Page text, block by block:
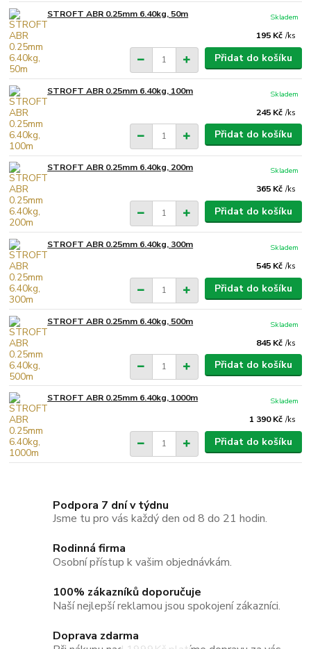
STROFT ABR 0.25mm 6.40kg, 50m
195 Kč /ks
Skladem
Přidat do košíku
STROFT ABR 0.25mm 6.40kg, 100m
245 Kč /ks
Skladem
Přidat do košíku
STROFT ABR 0.25mm 6.40kg, 200m
365 Kč /ks
Skladem
Přidat do košíku
STROFT ABR 0.25mm 6.40kg, 300m
545 Kč /ks
Skladem
Přidat do košíku
STROFT ABR 0.25mm 6.40kg, 500m
845 Kč /ks
Skladem
Přidat do košíku
STROFT ABR 0.25mm 6.40kg, 1000m
1 390 Kč /ks
Skladem
Přidat do košíku
Podpora 7 dní v týdnu
Jsme tu pro vás každý den od 8 do 21 hodin.
Rodinná firma
Osobní přístup k vašim objednávkám.
100% zákazníků doporučuje
Naší nejlepší reklamou jsou spokojení zákazníci.
Doprava zdarma